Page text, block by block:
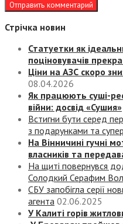
Стрічка новин
Статуетки як
поціновувачів
Ціни на АЗС скоро
08.04.2026
Як працюють суші-
війни: досвід «Сушия»
Встигни бути серед
з подарунками та
На Вінничині гучні
власників та
На щиті повернувся
Солодкий Серафим
СБУ запобігла серії
агента 02.06.2025
У Калиті горів